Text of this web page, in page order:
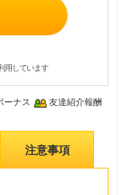
用しています
ーナス 友達紹介報酬
注意事項